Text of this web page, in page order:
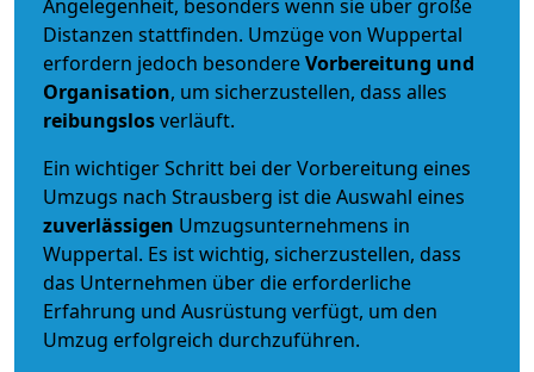
Angelegenheit, besonders wenn sie über große
Distanzen stattfinden. Umzüge von Wuppertal
erfordern jedoch besondereVorbereitung und
Organisation, um sicherzustellen, dass alles
reibungslosverläuft.
Ein wichtiger Schritt bei der Vorbereitung eines
Umzugs nach Strausberg ist die Auswahl eines
zuverlässigen Umzugsunternehmens in
Wuppertal. Es ist wichtig, sicherzustellen, dass
das Unternehmen über die erforderliche
Erfahrung und Ausrüstung verfügt, um den
Umzug erfolgreich durchzuführen.